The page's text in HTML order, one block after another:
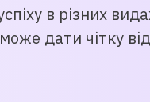
в різних
дати чітку